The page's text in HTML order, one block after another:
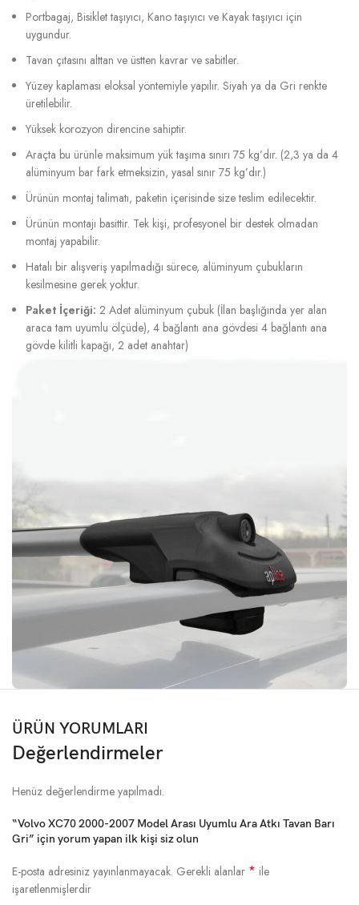
Portbagaj, Bisiklet taşıyıcı, Kano taşıyıcı ve Kayak taşıyıcı için
uygundur.
Tavan çıtasını alttan ve üstten kavrar ve sabitler.
Yüzey kaplaması eloksal yöntemiyle yapılır. Siyah ya da Gri renkte
üretilebilir.
Yüksek korozyon direncine sahiptir.
Araçta bu ürünle maksimum yük taşıma sınırı 75 kg’dır. (2,3 ya da 4
alüminyum bar fark etmeksizin, yasal sınır 75 kg’dır.)
Ürünün montaj talimatı, paketin içerisinde size teslim edilecektir.
Ürünün montajı basittir. Tek kişi, profesyonel bir destek olmadan
montaj yapabilir.
Hatalı bir alışveriş yapılmadığı sürece, alüminyum çubukların
kesilmesine gerek yoktur.
Paket İçeriği: 2 Adet alüminyum çubuk (İlan başlığında yer alan
araca tam uyumlu ölçüde), 4 bağlantı ana gövdesi 4 bağlantı ana
gövde kilitli kapağı, 2 adet anahtar)
ÜRÜN YORUMLARI
Değerlendirmeler
Henüz değerlendirme yapılmadı.
“Volvo XC70 2000-2007 Model Arası Uyumlu Ara Atkı Tavan Barı
Gri” için yorum yapan ilk kişi siz olun
E-posta adresiniz yayınlanmayacak. Gerekli alanlar * ile
işaretlenmişlerdir